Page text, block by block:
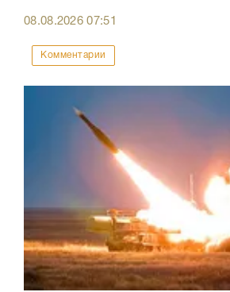
08.08.202607:51
Комментарии